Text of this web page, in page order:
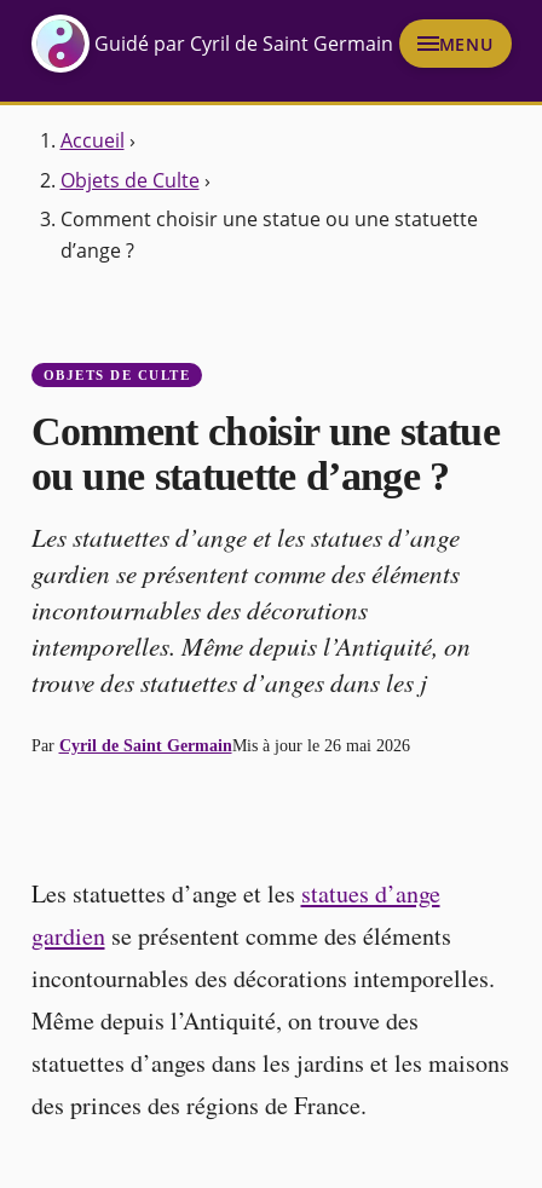
Guidé par Cyril de Saint Germain MENU
Accueil ›
Objets de Culte ›
Comment choisir une statue ou une statuette
d’ange ?
OBJETS DE CULTE
Comment choisir une statue
ou une statuette d’ange ?
Les statuettes d’ange et les statues d’ange
gardien se présentent comme des éléments
incontournables des décorations
intemporelles. Même depuis l’Antiquité, on
trouve des statuettes d’anges dans les j
Par Cyril de Saint GermainMis à jour le 26 mai 2026
Les statuettes d’ange et les statues d’ange
gardiense présentent comme des éléments
incontournables des décorations intemporelles.
Même depuis l’Antiquité, on trouve des
statuettes d’anges dans les jardins et les maisons
des princes des régions de France.